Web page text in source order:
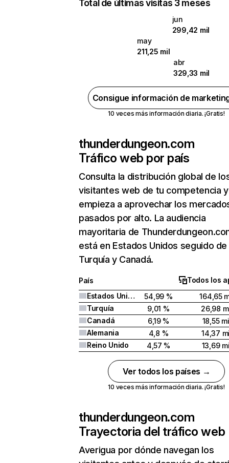
Total de últimas visitas 3 meses
jun
299,42 mil
may
211,25 mil
abr
329,33 mil
Consigue información de
10 veces más información diaria. ¡Gratis!
thunderdungeon.com
Tráfico web por país
Consulta la distribución global de
visitantes web de tu competencia y
empieza a aprovechar los
pasados por alto. La audiencia
mayoritaria de
está en Estados Unidos seguido de
Turquía y Canadá.
País
Todos los
Estados Unidos
54,99 %
164,65
Turquía
9,01 %
26,98
Canadá
6,19 %
18,55
Alemania
4,8 %
14,37
Reino Unido
4,57 % 13,69
Ver todos los países →
10 veces más información diaria. ¡Gratis!
thunderdungeon.com
Trayectoria del tráfico web
Averigua por dónde navegan los